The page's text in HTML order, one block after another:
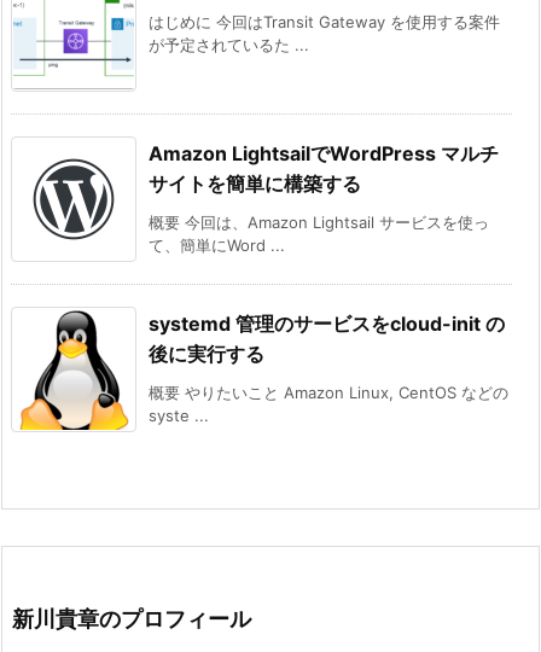
はじめに 今回はTransit Gateway を使用する案件
が予定されているた ...
Amazon LightsailでWordPress マルチ
サイトを簡単に構築する
概要 今回は、Amazon Lightsail サービスを使っ
て、簡単にWord ...
systemd 管理のサービスをcloud-init の
後に実行する
概要 やりたいこと Amazon Linux, CentOS などの
syste ...
新川貴章のプロフィール